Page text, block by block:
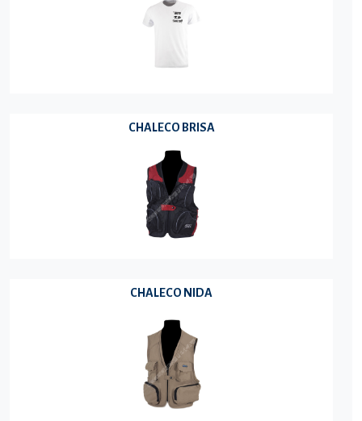
CHALECO BRISA
CHALECO NIDA